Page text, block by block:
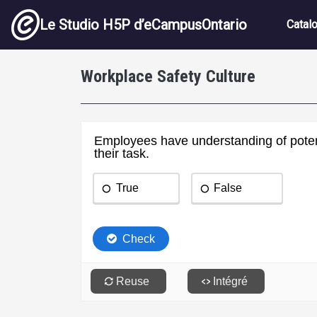
Aller au contenu principal
Le Studio H5P d’eCampusOntario
Workplace Safety Culture